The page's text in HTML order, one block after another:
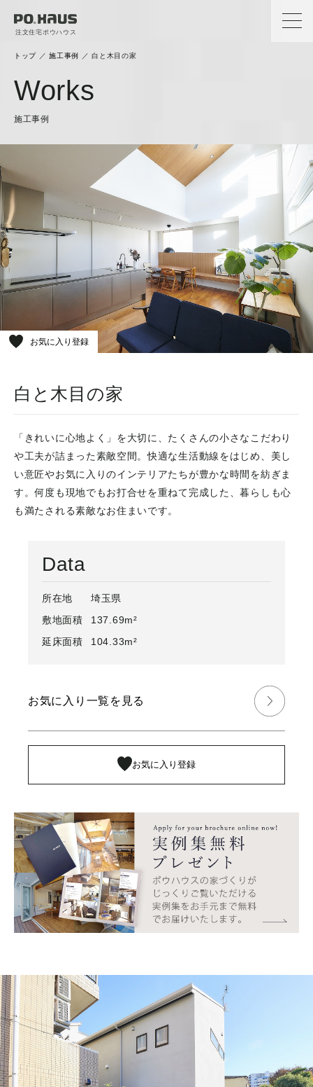
注文住宅ポウハウス
トップ ／施工事例 ／白と木目の家
Works
施工事例
お気に入り登録
白と木目の家
「きれいに心地よく」を大切に、たくさんの小さなこだわり
や工夫が詰まった素敵空間。快適な生活動線をはじめ、美し
い意匠やお気に入りのインテリアたちが豊かな時間を紡ぎま
す。何度も現地でもお打合せを重ねて完成した、暮らしも心
も満たされる素敵なお住まいです。
Data
所在地
埼玉県
敷地面積
137.69m²
延床面積
104.33m²
お気に入り登録
お気に入り一覧を見る